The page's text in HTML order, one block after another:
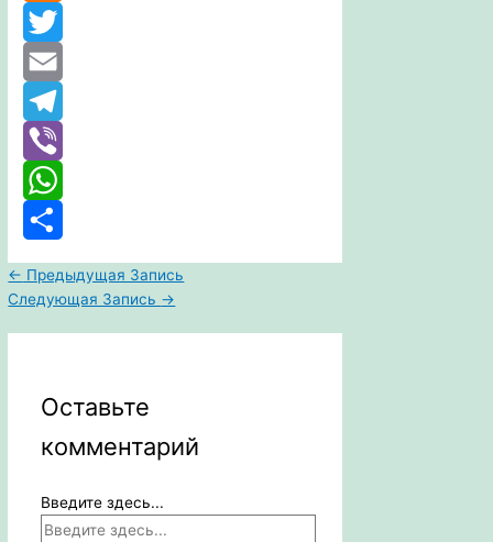
Odnoklassniki
Twitter
Email
Telegram
Viber
WhatsApp
Отправить
← Предыдущая Запись
Следующая Запись →
Оставьте
комментарий
Введите здесь...